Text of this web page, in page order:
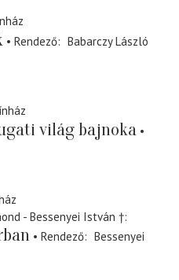
Rendező
Babarczy László
világ bajnoka
- Bessenyei István †
Rendező
Bessenyei